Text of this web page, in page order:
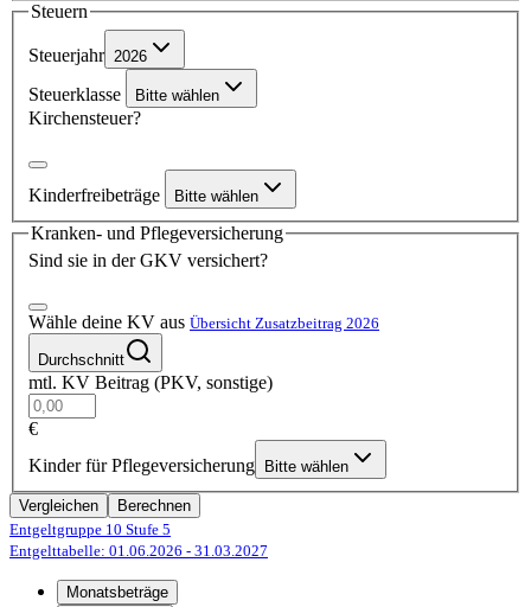
Steuern
Steuerjahr 2026
Steuerklasse Bitte wählen
Kirchensteuer?
Kinderfreibeträge Bitte wählen
Kranken- und Pflegeversicherung
Sind sie in der GKV versichert?
Wähle deine KV aus Übersicht Zusatzbeitrag 2026
Durchschnitt
mtl. KV Beitrag (PKV, sonstige)
€
Kinder für Pflegeversicherung
Bitte wählen
Vergleichen
Berechnen
Entgeltgruppe 10 Stufe 5
Entgelttabelle: 01.06.2026 - 31.03.2027
Monatsbeträge